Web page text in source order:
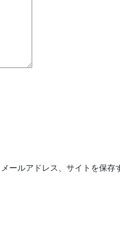
ールアドレス、サイトを保存